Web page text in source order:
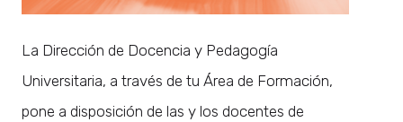
La Dirección de Docencia y Pedagogía
Universitaria, a través de tu Área de Formación,
pone a disposición de las y los docentes de